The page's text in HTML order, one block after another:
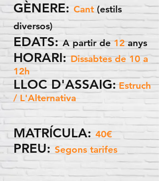
GÈNERE: Cant (estils
diversos)
EDATS:A partir de 12anys
HORARI:Dissabtes de 10 a
12h
LLOC D'ASSAIG: Estruch
/ L'Alternativa
MATRÍCULA: 40€
PREU: Segons tarifes